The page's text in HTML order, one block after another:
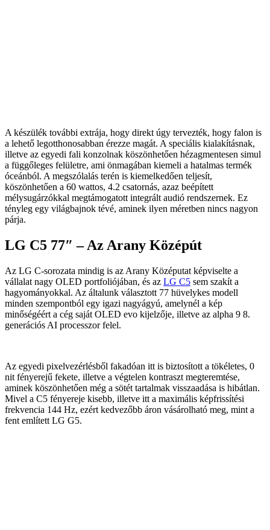
A készülék további extrája, hogy direkt úgy tervezték, hogy falon is
a lehető legotthonosabban érezze magát. A speciális kialakításnak,
illetve az egyedi fali konzolnak köszönhetően hézagmentesen simul
a függőleges felületre, ami önmagában kiemeli a hatalmas termék
óceánból. A megszólalás terén is kiemelkedően teljesít,
köszönhetően a 60 wattos, 4.2 csatornás, azaz beépített
mélysugárzókkal megtámogatott integrált audió rendszernek. Ez
tényleg egy világbajnok tévé, aminek ilyen méretben nincs nagyon
párja.
LG C5 77″ – Az Arany Középút
Az LG C-sorozata mindig is az Arany Középutat képviselte a
vállalat nagy OLED portfoliójában, és az LG C5 sem szakít a
hagyományokkal. Az általunk választott 77 hüvelykes modell
minden szempontból egy igazi nagyágyú, amelynél a kép
minőségéért a cég saját OLED evo kijelzője, illetve az alpha 9 8.
generációs AI processzor felel.
Az egyedi pixelvezérlésből fakadóan itt is biztosított a tökéletes, 0
nit fényerejű fekete, illetve a végtelen kontraszt megteremtése,
aminek köszönhetően még a sötét tartalmak visszaadása is hibátlan.
Mivel a C5 fényereje kisebb, illetve itt a maximális képfrissítési
frekvencia 144 Hz, ezért kedvezőbb áron vásárolható meg, mint a
fent említett LG G5.